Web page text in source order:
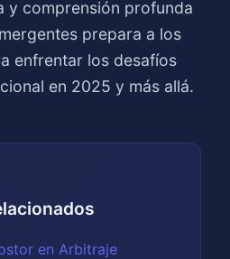
y comprensión profunda
prepara a los
enfrentar los desafíos
en 2025 y más allá.
en Arbitraje